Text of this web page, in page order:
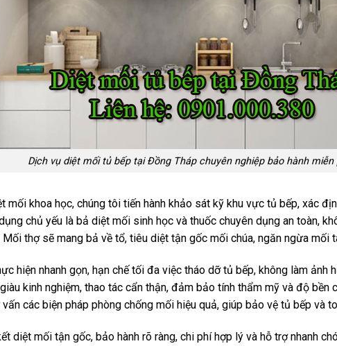
Dịch vụ diệt mối tủ bếp tại Đồng Tháp chuyên nghiệp bảo hành miễn
mối khoa học, chúng tôi tiến hành khảo sát kỹ khu vực tủ bếp, xác
chủ yếu là bả diệt mối sinh học và thuốc chuyên dụng an toàn,
thợ sẽ mang bả về tổ, tiêu diệt tận gốc mối chúa, ngăn ngừa mối
hiện nhanh gọn, hạn chế tối đa việc tháo dỡ tủ bếp, không làm ảnh
kinh nghiệm, thao tác cẩn thận, đảm bảo tính thẩm mỹ và độ bền
các biện pháp phòng chống mối hiệu quả, giúp bảo vệ tủ bếp và
diệt mối tận gốc, bảo hành rõ ràng, chi phí hợp lý và hỗ trợ nhanh